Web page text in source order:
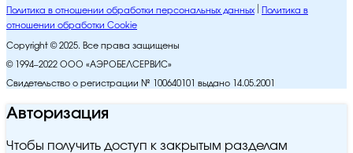
Политика в отношении обработки персональных данных
Политика в
отношении обработки Cookie
Copyright © 2025. Все права защищены
© 1994–2022 ООО «АЭРОБЕЛСЕРВИС»
Свидетельство о регистрации № 100640101 выдано 14.05.2001
Авторизация
Чтобы получить доступ к закрытым разделам